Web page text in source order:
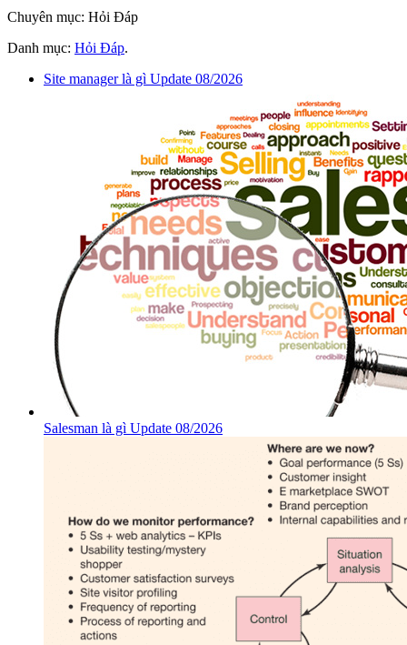
Chuyên mục: Hỏi Đáp
Danh mục: Hỏi Đáp.
Site manager là gì Update 08/2026
Salesman là gì Update 08/2026